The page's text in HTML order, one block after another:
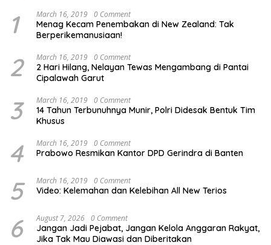
1 March 16, 2019 0 Comment
Menag Kecam Penembakan di New Zealand: Tak
Berperikemanusiaan!
2 March 16, 2019 0 Comment
2 Hari Hilang, Nelayan Tewas Mengambang di Pantai
Cipalawah Garut
3 March 16, 2019 0 Comment
14 Tahun Terbunuhnya Munir, Polri Didesak Bentuk Tim
Khusus
4 March 16, 2019 0 Comment
Prabowo Resmikan Kantor DPD Gerindra di Banten
5 March 16, 2019 0 Comment
Video: Kelemahan dan Kelebihan All New Terios
6 August 7, 2026 0 Comment
Jangan Jadi Pejabat, Jangan Kelola Anggaran Rakyat,
Jika Tak Mau Diawasi dan Diberitakan